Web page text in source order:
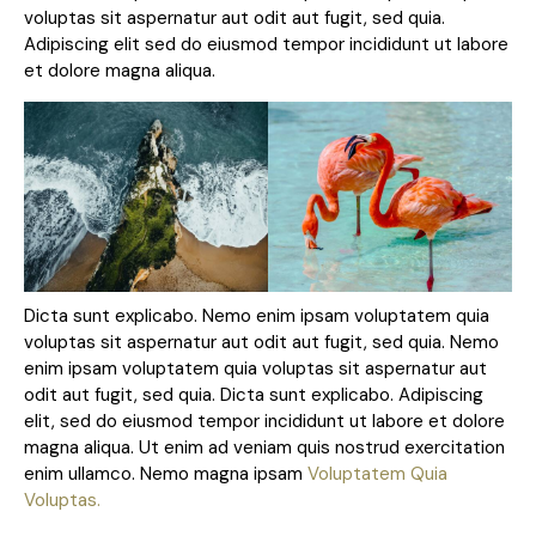
voluptas sit aspernatur aut odit aut fugit, sed quia.
Adipiscing elit sed do eiusmod tempor incididunt ut labore
et dolore magna aliqua.
Dicta sunt explicabo. Nemo enim ipsam voluptatem quia
voluptas sit aspernatur aut odit aut fugit, sed quia. Nemo
enim ipsam voluptatem quia voluptas sit aspernatur aut
odit aut fugit, sed quia. Dicta sunt explicabo. Adipiscing
elit, sed do eiusmod tempor incididunt ut labore et dolore
magna aliqua. Ut enim ad veniam quis nostrud exercitation
enim ullamco. Nemo magna ipsam Voluptatem Quia
Voluptas.